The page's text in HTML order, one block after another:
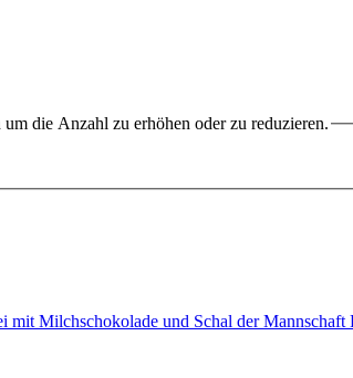
die Anzahl zu erhöhen oder zu reduzieren.
mit Milchschokolade und Schal der